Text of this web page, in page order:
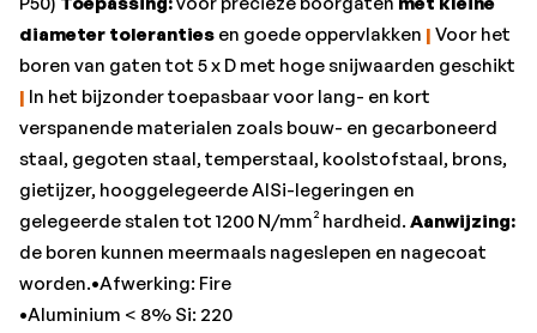
•Ø d1 = m7: 10,2 mm
•RVS austenitisch: 15
•RVS duplex: 35
•RVS ferritisch/martensitisch: 45
•Schachtlengte l3: 45 mm
•Schacht-Ø d2 = h6: 12 mm
•Spiraallengte: 71 mm
•Staal < 1.000 N/mm²: 110
•Staal < 1.400 N/mm²: 100
•Staal < 1.400 N/mm² f: 0,2 mm/omw.
•Staal < 700 N/mm²: 120
diameter toleranties en goede oppervlakken | Voor het
boren van gaten tot 5 x D met hoge snijwaarden geschikt
| In het bijzonder toepasbaar voor lang- en kort
verspanende materialen zoals bouw- en gecarboneerd
staal, gegoten staal, temperstaal, koolstofstaal, brons,
gietijzer, hooggelegeerde AlSi-legeringen en
gelegeerde stalen tot 1200 N/mm² hardheid. Aanwijzing:
de boren kunnen meermaals nageslepen en nagecoat
worden.•Afwerking: Fire
•Aluminium < 8% Si: 220